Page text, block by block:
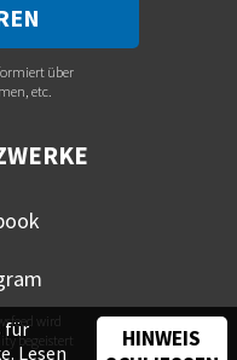
über
etc.
wird
begeistert
für
Lesen
HINWEIS